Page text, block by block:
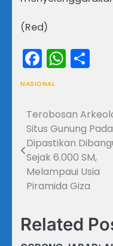
(Red)
NASIONAL
Navigasi
pos
Terobosan
Situs Gunung
Dipastikan
Sejak 6.000 SM,
Melampaui Usia
Piramida Giza
Related